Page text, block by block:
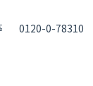
0120-0-78310